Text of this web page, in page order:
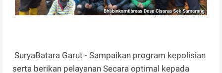
SuryaBatara Garut - Sampaikan program kepolisian
serta berikan pelayanan Secara optimal kepada